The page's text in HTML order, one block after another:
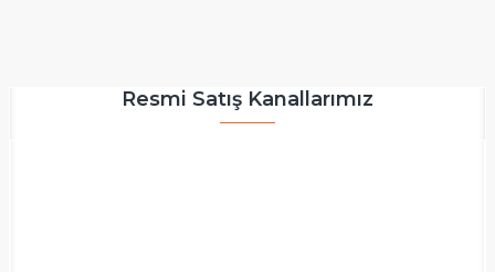
Resmi Satış Kanallarımız